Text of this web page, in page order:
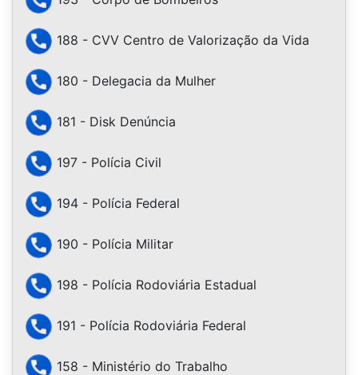
188 - CVV Centro de Valorização da Vida
180 - Delegacia da Mulher
181 - Disk Denúncia
197 - Polícia Civil
194 - Polícia Federal
190 - Polícia Militar
198 - Polícia Rodoviária Estadual
191 - Polícia Rodoviária Federal
158 - Ministério do Trabalho